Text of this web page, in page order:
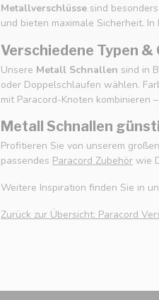
Metallverschlüsse sind
und bieten maximale Sicherheit. In
Verschiedene Typen &
Unsere Metall Schnallen sind in
oder Doppelschlaufen wählen.
mit Paracord-Knoten kombinieren
Metall Schnallen
Profitieren Sie von unserem
passendes Paracord Zubehör wie
Weitere Inspiration finden Sie in
Zurück zur Übersicht: Paracord